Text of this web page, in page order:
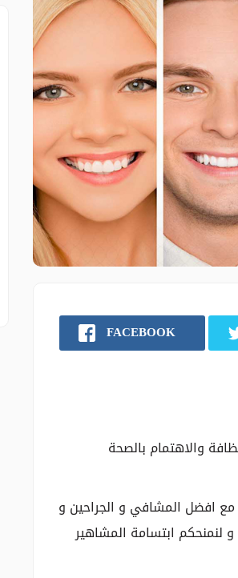
FACEBOOK
والاهتمام بالصحة
مع افضل المشافي و الجراحين و
ابتسامة المشاهير